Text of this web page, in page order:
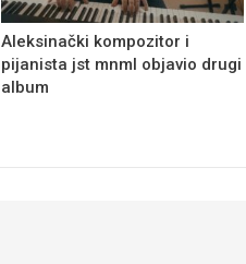
Aleksinački kompozitor i
pijanista jst mnml objavio drugi
album